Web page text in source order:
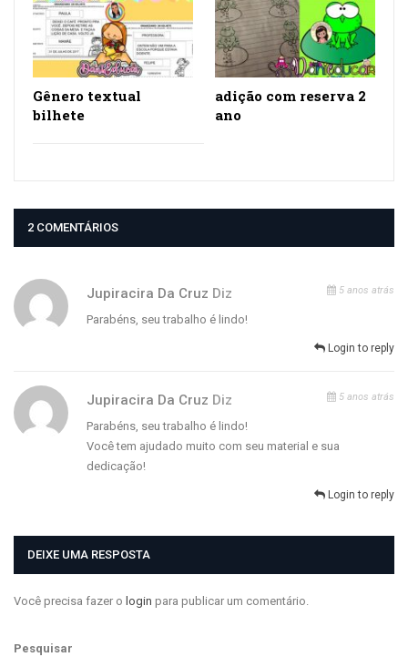
Gênero textual
bilhete
adição com reserva 2
ano
2 COMENTÁRIOS
Jupiracira Da Cruz Diz 5 anos atrás
Parabéns, seu trabalho é lindo!
Login to reply
Jupiracira Da Cruz Diz 5 anos atrás
Parabéns, seu trabalho é lindo!
Você tem ajudado muito com seu material e sua
dedicação!
Login to reply
DEIXE UMA RESPOSTA
Você precisa fazer o login para publicar um comentário.
Pesquisar